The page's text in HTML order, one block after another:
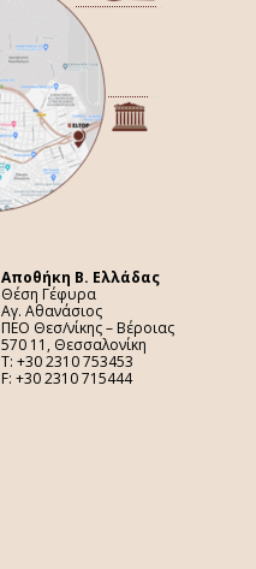
Aποθήκη Β. Ελλάδας
Θέση Γέφυρα
Αγ. Αθανάσιος
ΠΕΟ Θεσ/νίκης – Βέροιας
570 11, Θεσσαλονίκη
Τ: +30 2310 753453
F: +30 2310 715444